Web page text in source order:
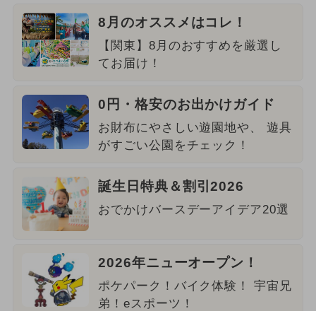
8月のオススメはコレ！
【関東】8月のおすすめを厳選し
てお届け！
0円・格安のお出かけガイド
お財布にやさしい遊園地や、 遊具
がすごい公園をチェック！
誕生日特典＆割引2026
おでかけバースデーアイデア20選
2026年ニューオープン！
ポケパーク！バイク体験！ 宇宙兄
弟！eスポーツ！